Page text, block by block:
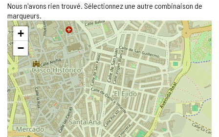
Nous n'avons rien trouvé. Sélectionnez une autre combinaison de
marqueurs.
Sauter
la
carte
+
−